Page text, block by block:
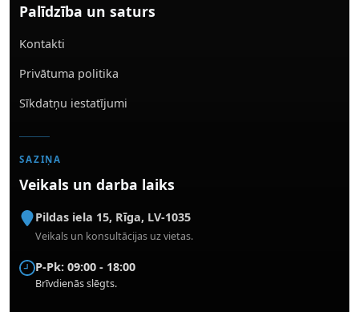
Palīdzība un saturs
Kontakti
Privātuma politika
Sīkdatņu iestatījumi
SAZIŅA
Veikals un darba laiks
Pildas iela 15, Rīga, LV-1035
Veikals un konsultācijas uz vietas.
P-Pk: 09:00 - 18:00
Brīvdienās slēgts.